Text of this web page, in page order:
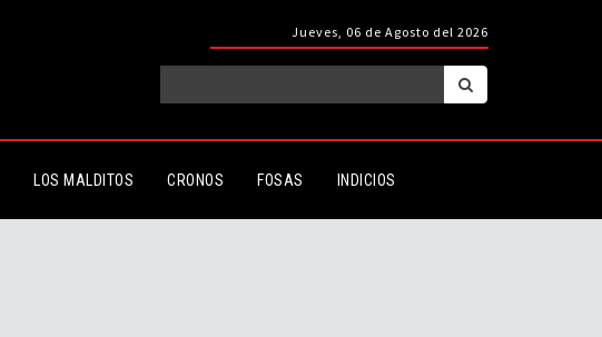
Jueves, 06 de Agosto del 2026
LOS MALDITOS CRONOS FOSAS INDICIOS